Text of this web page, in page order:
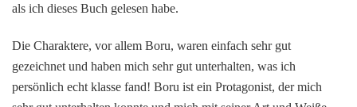
als ich dieses Buch gelesen habe.
Die Charaktere, vor allem Boru, waren einfach sehr gut
gezeichnet und haben mich sehr gut unterhalten, was ich
persönlich echt klasse fand! Boru ist ein Protagonist, der mich